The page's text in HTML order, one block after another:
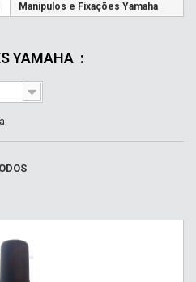
Manípulos e Fixações Yamaha
YAMAHA :